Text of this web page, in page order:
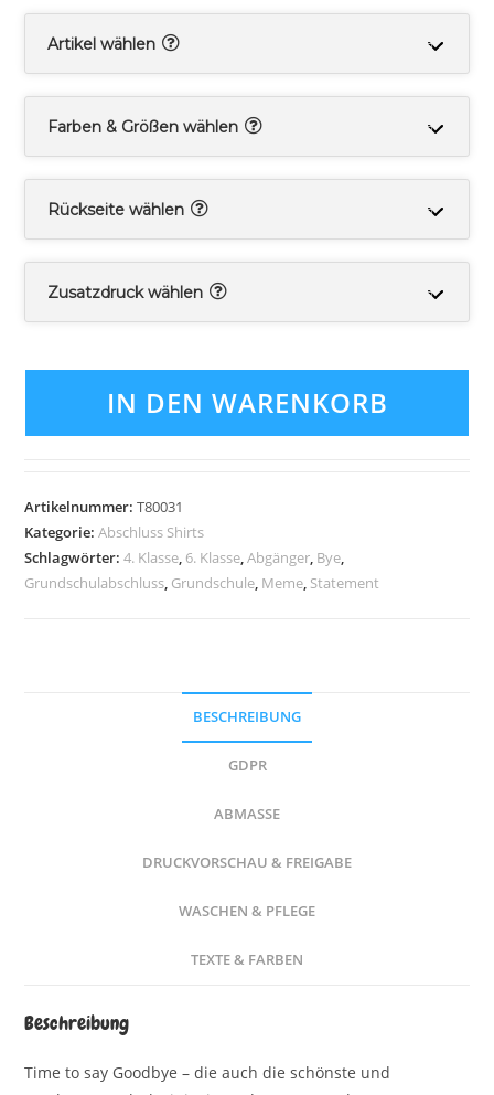
Artikel wählen
Farben & Größen wählen
Rückseite wählen
Zusatzdruck wählen
IN DEN WARENKORB
Artikelnummer:T80031
Kategorie:Abschluss Shirts
Schlagwörter:4. Klasse, 6. Klasse,Abgänger, Bye,
Grundschulabschluss, Grundschule, Meme, Statement
BESCHREIBUNG
GDPR
ABMASSE
DRUCKVORSCHAU & FREIGABE
WASCHEN & PFLEGE
TEXTE & FARBEN
Beschreibung
Time to say Goodbye – die auch die schönste und